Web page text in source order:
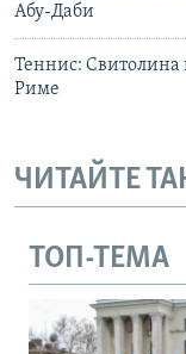
Абу-Даби
Теннис: Свитолина
Риме
ЧИТАЙТЕ
ТОП-ТЕМА